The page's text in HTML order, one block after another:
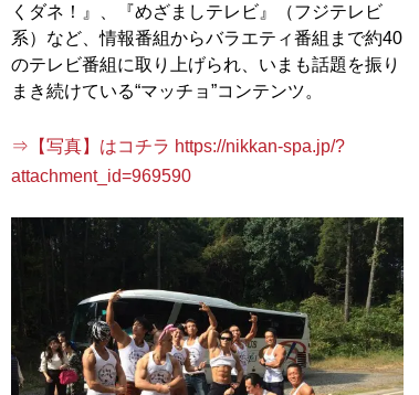
くダネ！』、『めざましテレビ』（フジテレビ
系）など、情報番組からバラエティ番組まで約40
のテレビ番組に取り上げられ、いまも話題を振り
まき続けている“マッチョ”コンテンツ。
⇒【写真】はコチラ https://nikkan-spa.jp/?
attachment_id=969590